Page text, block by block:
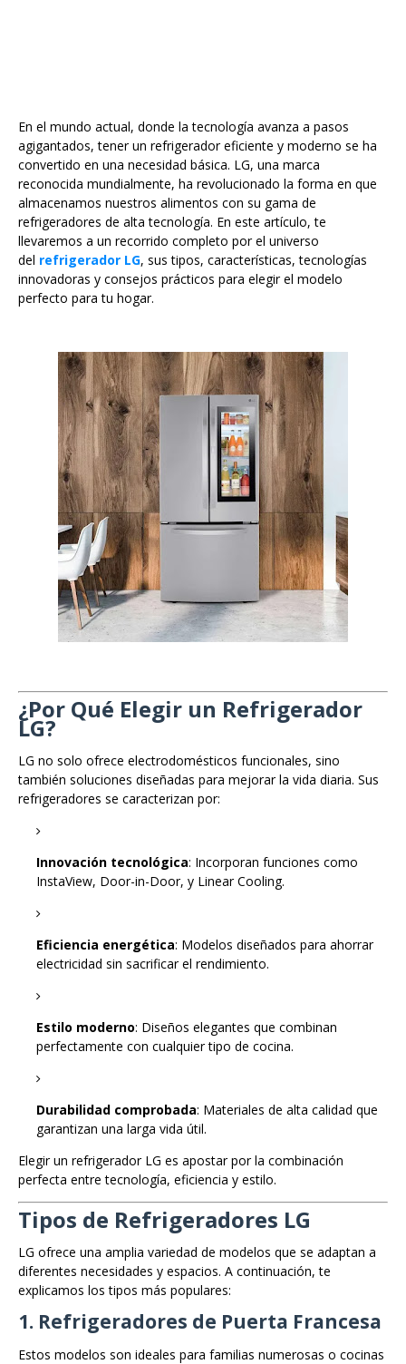
En el mundo actual, donde la tecnología avanza a pasos
agigantados, tener un refrigerador eficiente y moderno se ha
convertido en una necesidad básica. LG, una marca
reconocida mundialmente, ha revolucionado la forma en que
almacenamos nuestros alimentos con su gama de
refrigeradores de alta tecnología. En este artículo, te
llevaremos a un recorrido completo por el universo
del refrigerador LG, sus tipos, características, tecnologías
innovadoras y consejos prácticos para elegir el modelo
perfecto para tu hogar.
¿Por Qué Elegir un Refrigerador
LG?
LG no solo ofrece electrodomésticos funcionales, sino
también soluciones diseñadas para mejorar la vida diaria. Sus
refrigeradores se caracterizan por:
Innovación tecnológica: Incorporan funciones como
InstaView, Door-in-Door, y Linear Cooling.
Eficiencia energética: Modelos diseñados para ahorrar
electricidad sin sacrificar el rendimiento.
Estilo moderno: Diseños elegantes que combinan
perfectamente con cualquier tipo de cocina.
Durabilidad comprobada: Materiales de alta calidad que
garantizan una larga vida útil.
Elegir un refrigerador LG es apostar por la combinación
perfecta entre tecnología, eficiencia y estilo.
Tipos de Refrigeradores LG
LG ofrece una amplia variedad de modelos que se adaptan a
diferentes necesidades y espacios. A continuación, te
explicamos los tipos más populares:
1. Refrigeradores de Puerta Francesa
Estos modelos son ideales para familias numerosas o cocinas